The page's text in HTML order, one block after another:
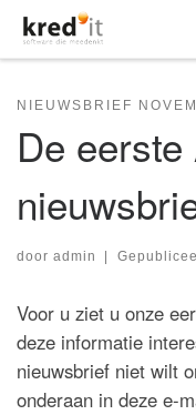
Ga naar inhoud
NIEUWSBRIEF
De
door admin |
Voor u ziet u onze
deze informatie
nieuwsbrief niet wilt
onderaan in deze e-